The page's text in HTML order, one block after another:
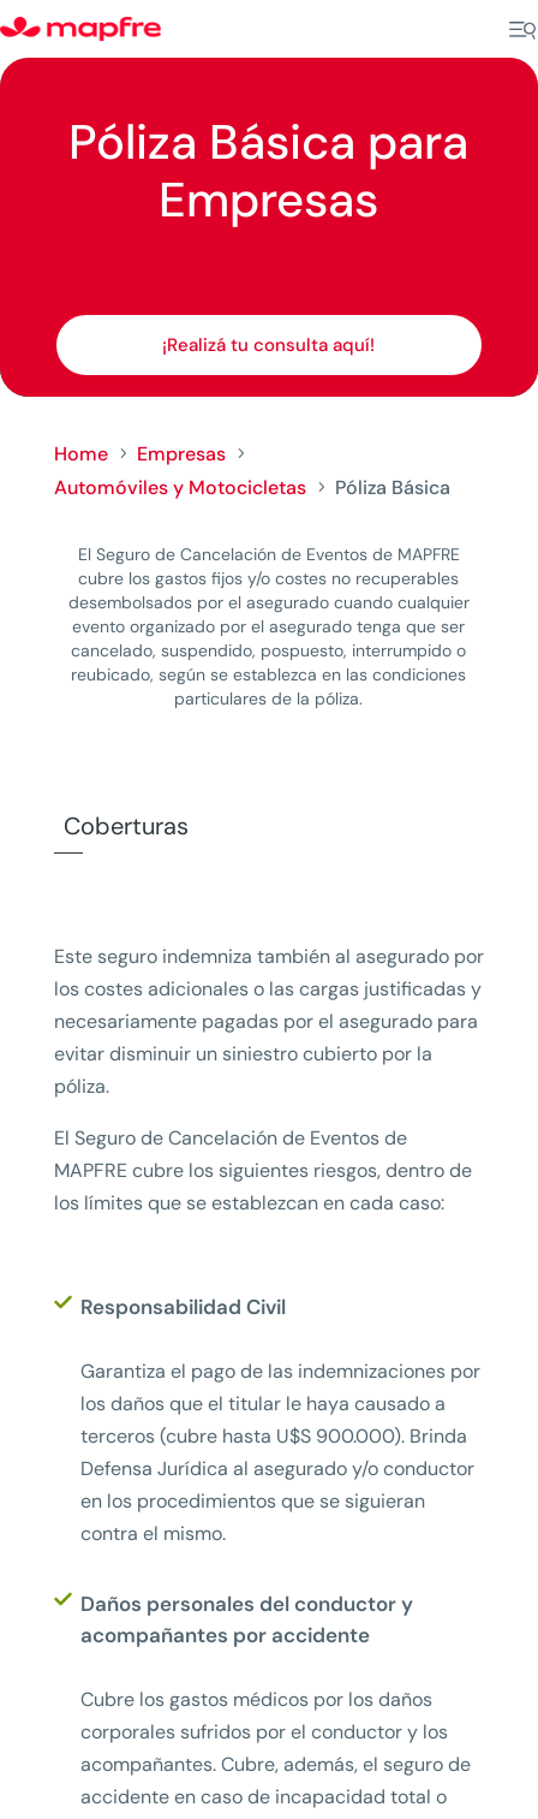
Póliza Básica para
Empresas
¡Realizá tu consulta aquí!
Home 5 Empresas 5
Automóviles y Motocicletas 5 Póliza Básica
El Seguro de Cancelación de Eventos de MAPFRE
cubre los gastos fijos y/o costes no recuperables
desembolsados por el asegurado cuando cualquier
evento organizado por el asegurado tenga que ser
cancelado, suspendido, pospuesto, interrumpido o
reubicado, según se establezca en las condiciones
particulares de la póliza.
Coberturas
Este seguro indemniza también al asegurado por
los costes adicionales o las cargas justificadas y
necesariamente pagadas por el asegurado para
evitar disminuir un siniestro cubierto por la
póliza.
El Seguro de Cancelación de Eventos de
MAPFRE cubre los siguientes riesgos, dentro de
los límites que se establezcan en cada caso:
Responsabilidad Civil
Garantiza el pago de las indemnizaciones por
los daños que el titular le haya causado a
terceros (cubre hasta U$S 900.000). Brinda
Defensa Jurídica al asegurado y/o conductor
en los procedimientos que se siguieran
contra el mismo.
Daños personales del conductor y
acompañantes por accidente
Cubre los gastos médicos por los daños
corporales sufridos por el conductor y los
acompañantes. Cubre, además, el seguro de
accidente en caso de incapacidad total o